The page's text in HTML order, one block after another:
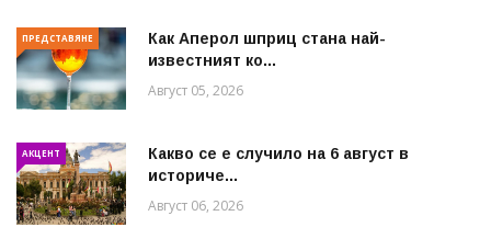
ПРЕДСТАВЯНЕ
Как Аперол шприц стана най-
известният ко...
Август 05, 2026
АКЦЕНТ
Какво се е случило на 6 август в
историче...
Август 06, 2026